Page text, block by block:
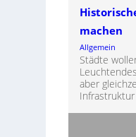
machen
Allgemein
Städte
aber